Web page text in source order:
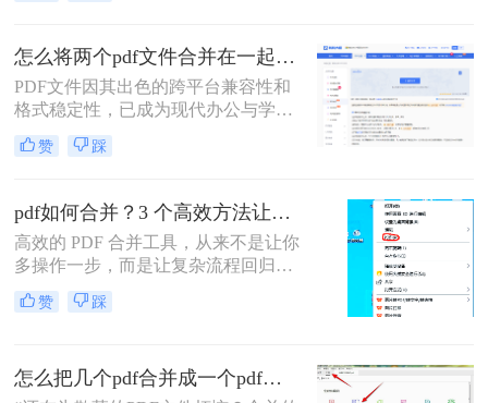
而，面对市场上琳琅满目的工具和方
法，许多用户往往感到困惑：哪种方
法最快捷？哪种最安全？怎么合并pdf
文件=
怎么将两个pdf文件合并在一起？五大方法全面解析！
PDF文件因其出色的跨平台兼容性和
格式稳定性，已成为现代办公与学术
交流中不可或缺的文件格式。然而，
当我们面对需要整合多个PDF文档的
任务就成为了一个常见挑战。
赞 踩
pdf如何合并？3 个高效方法让办公效率翻倍！
高效的 PDF 合并工具，从来不是让你
多操作一步，而是让复杂流程回归简
单本质。职场中，谁没遇到过需要将
多个 PDF 文件合并的场景？项目报告
整合为完整文档。
赞 踩
怎么把几个pdf合并成一个pdf文件？合并文件的四大高效秘籍，总有一款适合你！